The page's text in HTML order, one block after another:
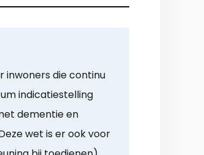
inwoners die continu
indicatiestelling
dementie en
wet is er ook voor